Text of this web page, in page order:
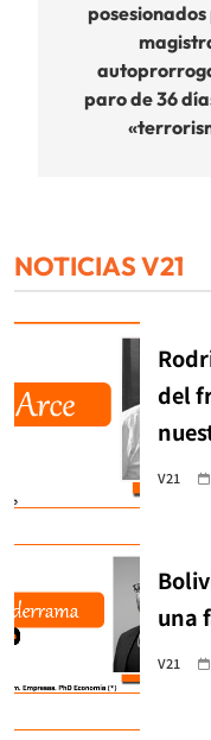
entradas
paro de 36
NOTICIAS V21
del
V21
una
V21